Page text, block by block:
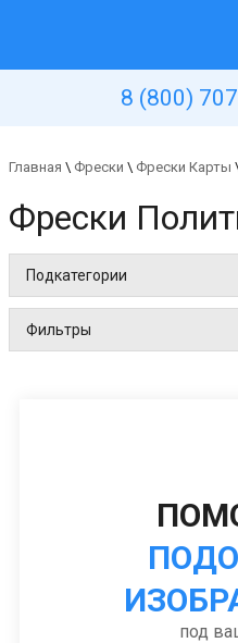
8 (800)
Главная \ Фрески \ Фрески Карты
Фрески
Подкатегории
Фильтры
под